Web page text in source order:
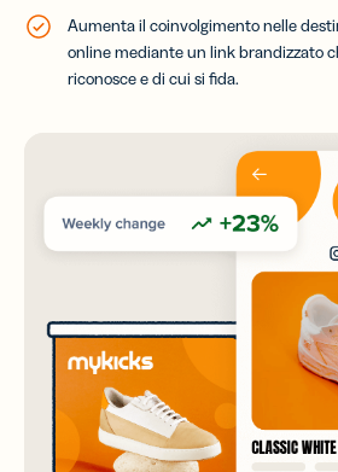
Aumentail coinvolgimento nelle
online mediante un link brandizzato
riconosce e di cui si fida.